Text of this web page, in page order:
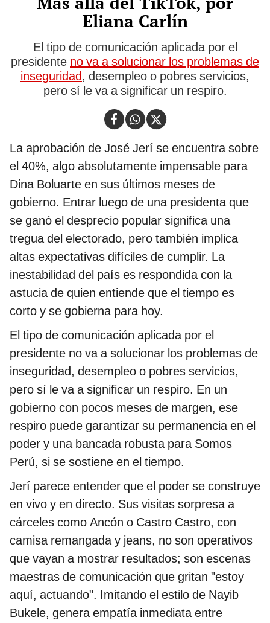
Eliana Carlín
El tipo de comunicación aplicada por el
presidente no va a solucionar los problemas de
inseguridad, desempleo o pobres servicios,
pero sí le va a significar un respiro.
La aprobación de José Jerí se encuentra sobre
el 40%, algo absolutamente impensable para
Dina Boluarte en sus últimos meses de
gobierno. Entrar luego de una presidenta que
se ganó el desprecio popular significa una
tregua del electorado, pero también implica
altas expectativas difíciles de cumplir. La
inestabilidad del país es respondida con la
astucia de quien entiende que el tiempo es
corto y se gobierna para hoy.
El tipo de comunicación aplicada por el
presidente no va a solucionar los problemas de
inseguridad, desempleo o pobres servicios,
pero sí le va a significar un respiro. En un
gobierno con pocos meses de margen, ese
respiro puede garantizar su permanencia en el
poder y una bancada robusta para Somos
Perú, si se sostiene en el tiempo.
Jerí parece entender que el poder se construye
en vivo y en directo. Sus visitas sorpresa a
cárceles como Ancón o Castro Castro, con
camisa remangada y jeans, no son operativos
que vayan a mostrar resultados; son escenas
maestras de comunicación que gritan "estoy
aquí, actuando". Imitando el estilo de Nayib
Bukele, genera empatía inmediata entre